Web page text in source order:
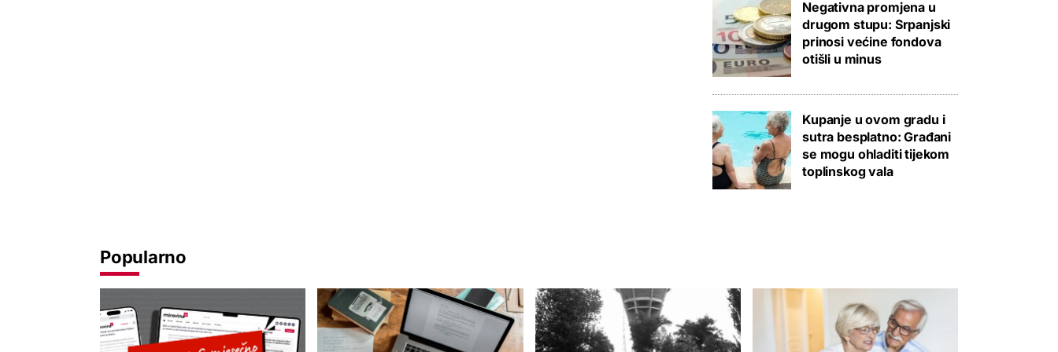
Negativna promjena u
drugom stupu: Srpanjski
prinosi većine fondova
otišli u minus
Kupanje u ovom gradu i
sutra besplatno: Građani
se mogu ohladiti tijekom
toplinskog vala
Popularno